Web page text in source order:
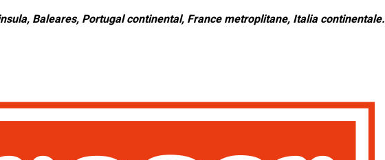
Baleares, Portugal continental, France metroplitane, Italia continentale.